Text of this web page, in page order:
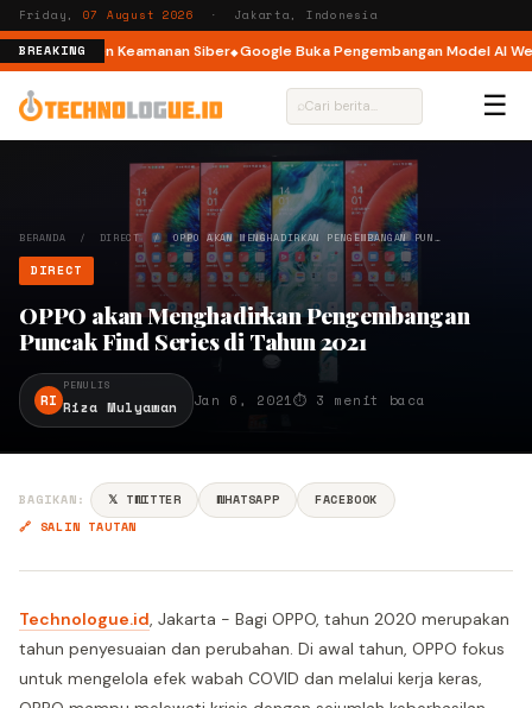
Friday, 07 August 2026 · Jakarta, Indonesia
BREAKING
Insiden Keamanan Siber Google Buka Pengembangan Model AI
⌕ ☰
BERANDA / DIRECT/OPPO AKAN MENGHADIRKAN PENGEMBANGAN PUN…
DIRECT
OPPO akan Menghadirkan Pengembangan
Puncak Find Series di Tahun 2021
RI
PENULIS
Riza Mulyawan Jan 6, 2021⏱ 3 menit baca
BAGIKAN: 𝕏 TWITTER WHATSAPP
FACEBOOK
🔗 SALIN TAUTAN
Technologue.id, Jakarta - Bagi OPPO, tahun 2020 merupakan
tahun penyesuaian dan perubahan. Di awal tahun, OPPO fokus
untuk mengelola efek wabah COVID dan melalui kerja keras,